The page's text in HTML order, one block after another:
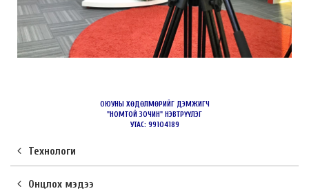
ОЮУНЫ ХӨДӨЛМӨРИЙГ ДЭМЖИГЧ
"НОМТОЙ ЗОЧИН" НЭВТРҮҮЛЭГ
УТАС: 99104189
Технологи
Онцлох мэдээ